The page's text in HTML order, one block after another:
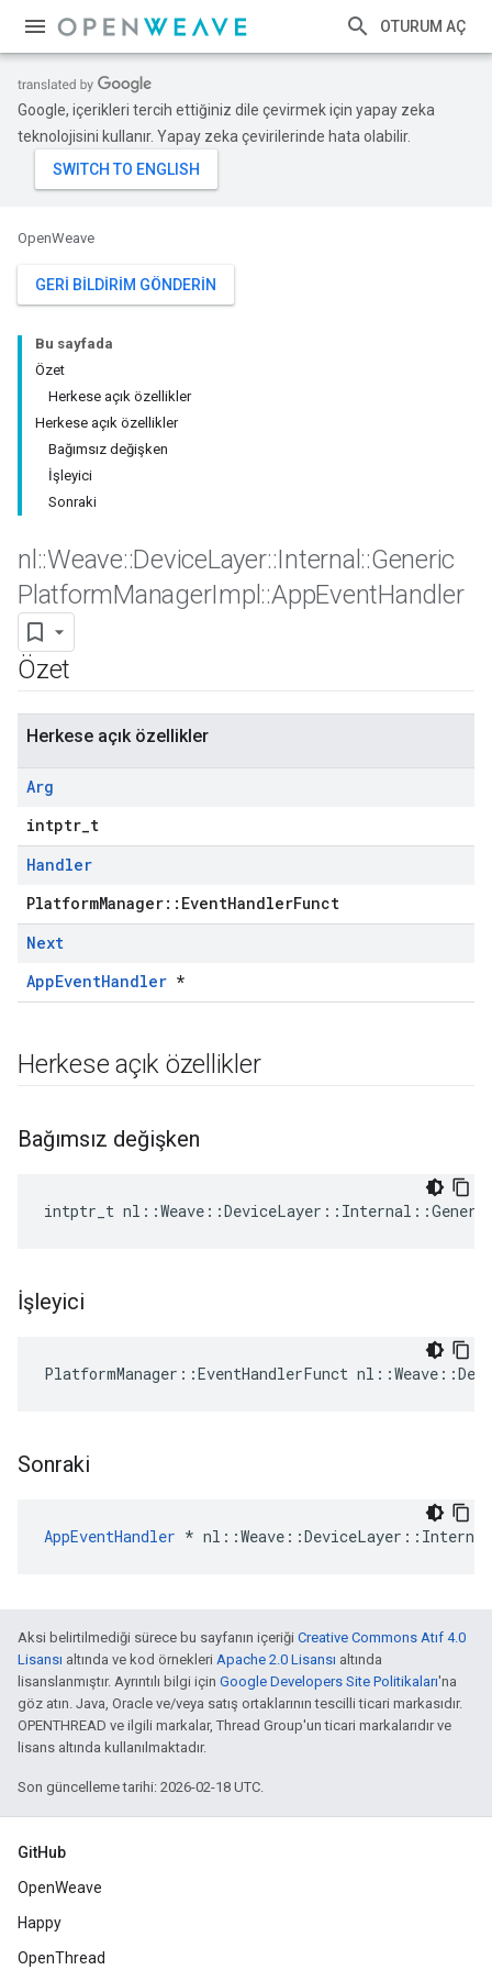
OTURUM AÇ
Google, içerikleri tercih ettiğiniz dile çevirmek için yapay zeka
teknolojisini kullanır. Yapay zeka çevirilerinde hata olabilir.
OpenWeave
GERI BILDIRIM GÖNDERIN
Bu sayfada
Özet
Herkese açık özellikler
Herkese açık özellikler
Bağımsız değişken
İşleyici
Sonraki
nl ::Weave::DeviceLayer::Internal ::Generic
PlatformManagerImpl ::AppEventHandler
Özet
Herkese açık özellikler
Arg
intptr_t
Handler
PlatformManager::EventHandlerFunct
Next
AppEventHandler *
Herkese açık özellikler
Bağımsız değişken
intptr_t
İşleyici
PlatformManager::EventHandlerFunct
Sonraki
AppEventHandler *
Aksi belirtilmediği sürece bu sayfanın içeriği Creative Commons Atıf 4.0
Lisansı altında ve kod örnekleri Apache 2.0 Lisansı altında
lisanslanmıştır. Ayrıntılı bilgi için Google Developers Site Politikaları'na
göz atın. Java, Oracle ve/veya satış ortaklarının tescilli ticari markasıdır.
OPENTHREAD ve ilgili markalar, Thread Group'un ticari markalarıdır ve
lisans altında kullanılmaktadır.
Son güncelleme tarihi: 2026-02-18 UTC.
GitHub
OpenWeave
Happy
OpenThread